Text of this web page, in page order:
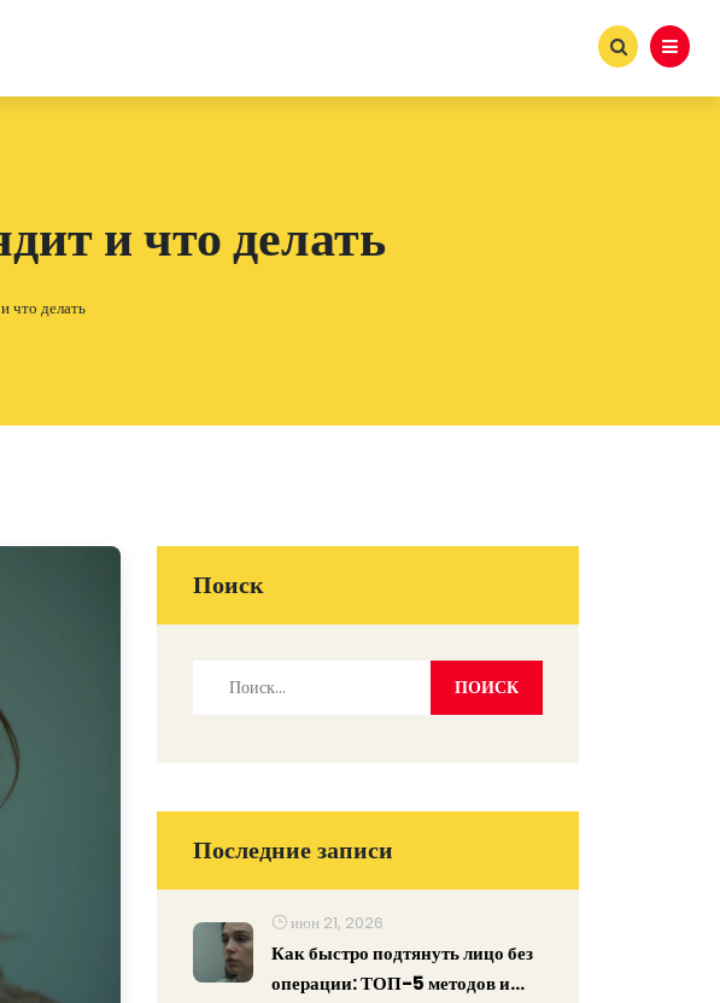
и что делать
что делать
Поиск
Последние записи
июн 21, 2026
Как быстро подтянуть лицо без
операции: ТОП-5 методов и